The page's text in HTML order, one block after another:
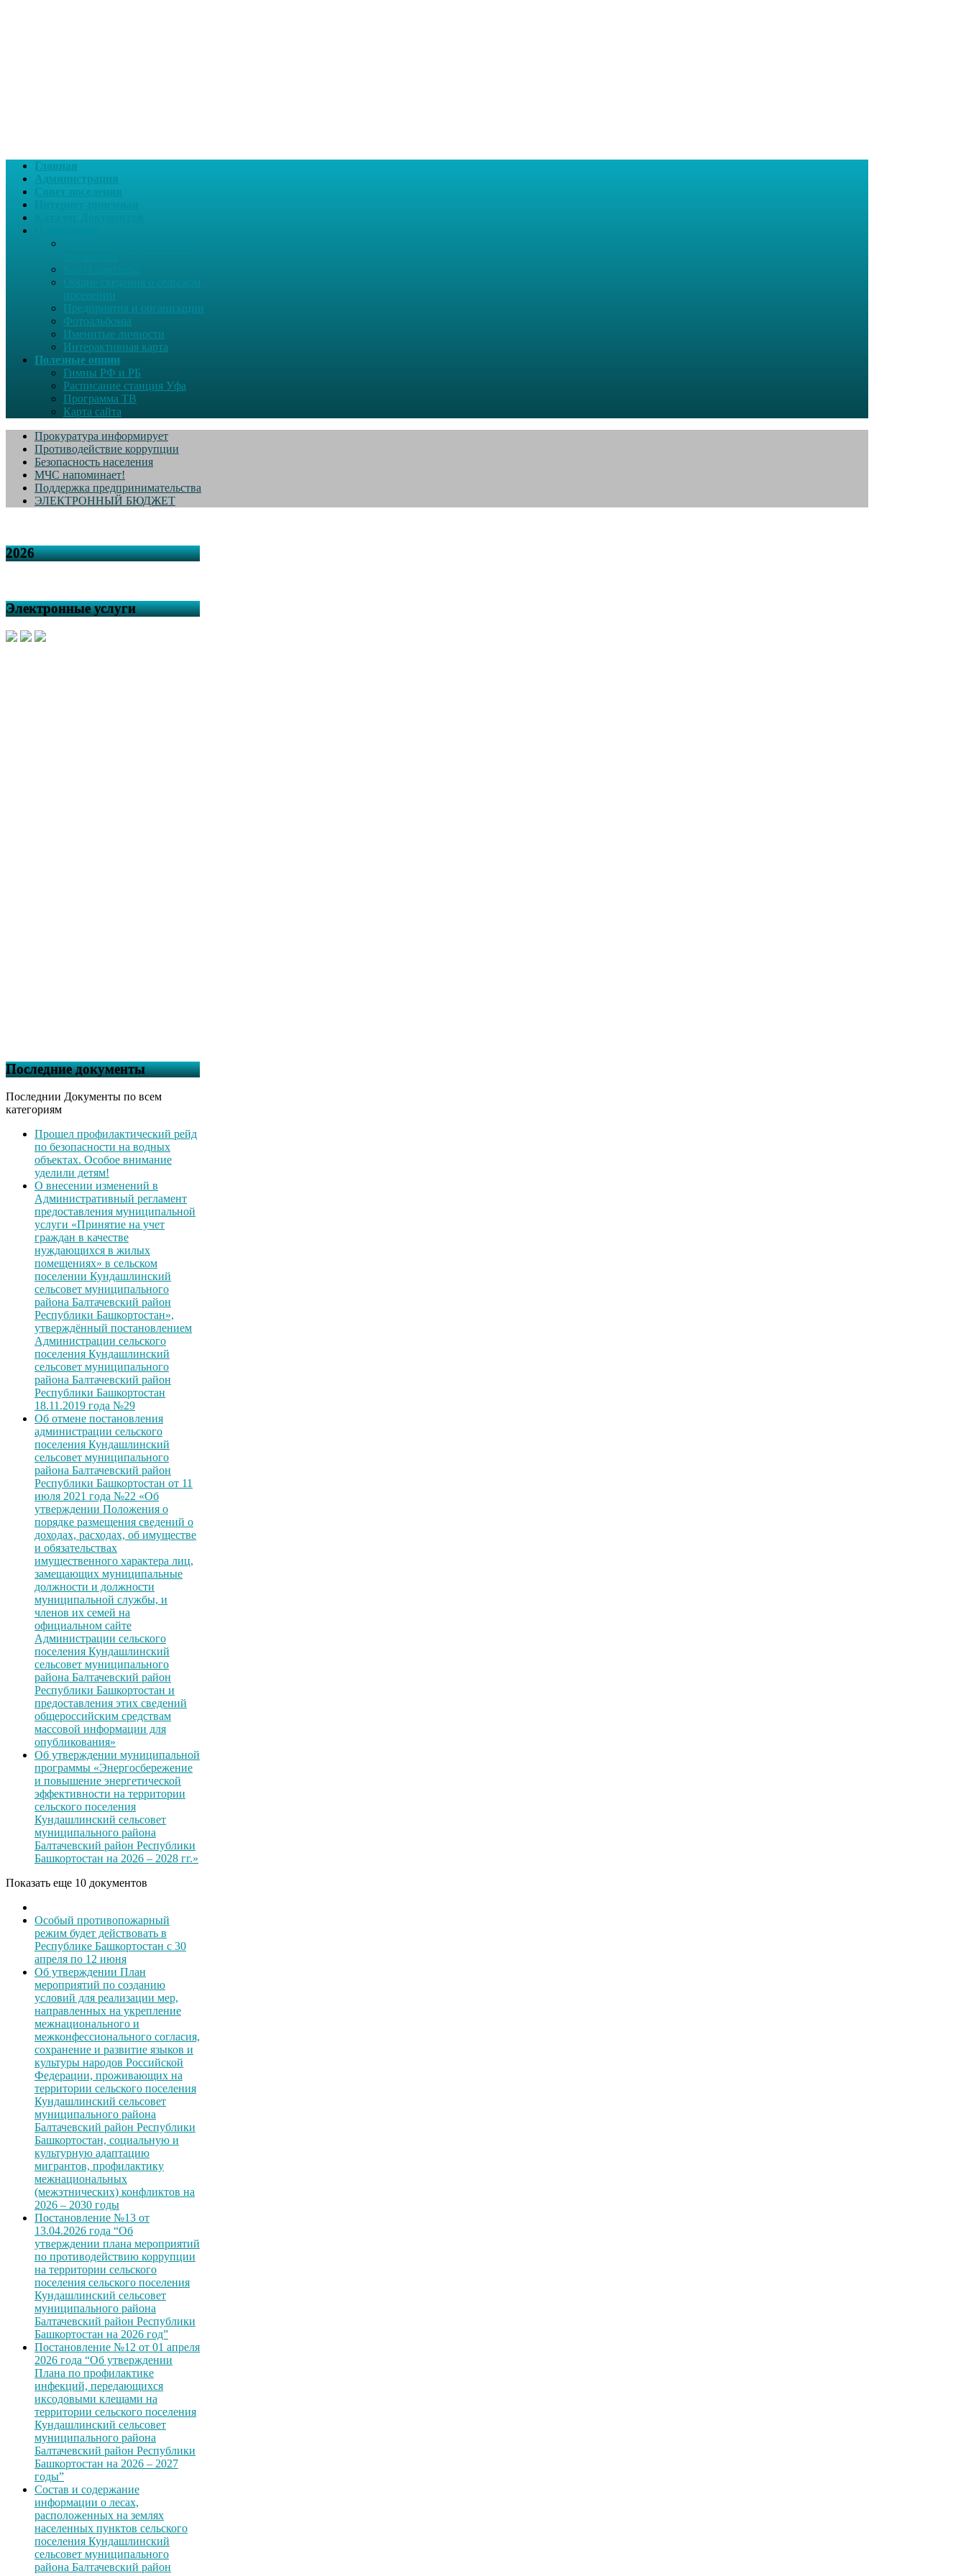
Главная
Администрация
поселении
Предприятия и организации
Фотоальбомы
Именитые личности
Интерактивная карта
Полезные опции
Гимны РФ и РБ
Расписание станция Уфа
Программа ТВ
Карта сайта
Прокуратура информирует
Противодействие коррупции
Безопасность населения
МЧС напоминает!
Поддержка предпринимательства
ЭЛЕКТРОННЫЙ БЮДЖЕТ
2026
Электронные услуги
Последние документы
Последнии Документы по всем
категориям
Прошел профилактический рейд
по безопасности на водных
объектах. Особое внимание
уделили детям!
О внесении изменений в
Административный регламент
предоставления муниципальной
услуги «Принятие на учет
граждан в качестве
нуждающихся в жилых
помещениях» в сельском
поселении Кундашлинский
сельсовет муниципального
района Балтачевский район
Республики Башкортостан»,
утверждённый постановлением
Администрации сельского
поселения Кундашлинский
сельсовет муниципального
района Балтачевский район
Республики Башкортостан
18.11.2019 года №29
Об отмене постановления
администрации сельского
поселения Кундашлинский
сельсовет муниципального
района Балтачевский район
Республики Башкортостан от 11
июля 2021 года №22 «Об
утверждении Положения о
порядке размещения сведений о
доходах, расходах, об имуществе
и обязательствах
имущественного характера лиц,
замещающих муниципальные
должности и должности
муниципальной службы, и
членов их семей на
официальном сайте
Администрации сельского
поселения Кундашлинский
сельсовет муниципального
района Балтачевский район
Республики Башкортостан и
предоставления этих сведений
общероссийским средствам
массовой информации для
опубликования»
Об утверждении муниципальной
программы «Энергосбережение
и повышение энергетической
эффективности на территории
сельского поселения
Кундашлинский сельсовет
муниципального района
Балтачевский район Республики
Башкортостан на 2026 – 2028 гг.»
Показать еще 10 документов
Особый противопожарный
режим будет действовать в
Республике Башкортостан с 30
апреля по 12 июня
Об утверждении План
мероприятий по созданию
условий для реализации мер,
направленных на укрепление
межнационального и
межконфессионального согласия,
сохранение и развитие языков и
культуры народов Российской
Федерации, проживающих на
территории сельского поселения
Кундашлинский сельсовет
муниципального района
Балтачевский район Республики
Башкортостан, социальную и
культурную адаптацию
мигрантов, профилактику
межнациональных
(межэтнических) конфликтов на
2026 – 2030 годы
Постановление №13 от
13.04.2026 года “Об
утверждении плана мероприятий
по противодействию коррупции
на территории сельского
поселения сельского поселения
Кундашлинский сельсовет
муниципального района
Балтачевский район Республики
Башкортостан на 2026 год”
Постановление №12 от 01 апреля
2026 года “Об утверждении
Плана по профилактике
инфекций, передающихся
иксодовыми клещами на
территории сельского поселения
Кундашлинский сельсовет
муниципального района
Балтачевский район Республики
Башкортостан на 2026 – 2027
годы”
Состав и содержание
информации о лесах,
расположенных на землях
населенных пунктов сельского
поселения Кундашлинский
сельсовет муниципального
района Балтачевский район